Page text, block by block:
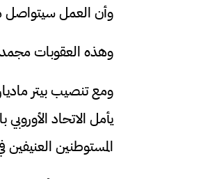
وأن العمل سيتواصل
وهذه العقوبات
يأمل الاتحاد
المستوطنين